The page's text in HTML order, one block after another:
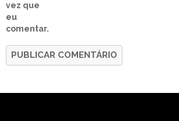
vez que
eu
comentar.